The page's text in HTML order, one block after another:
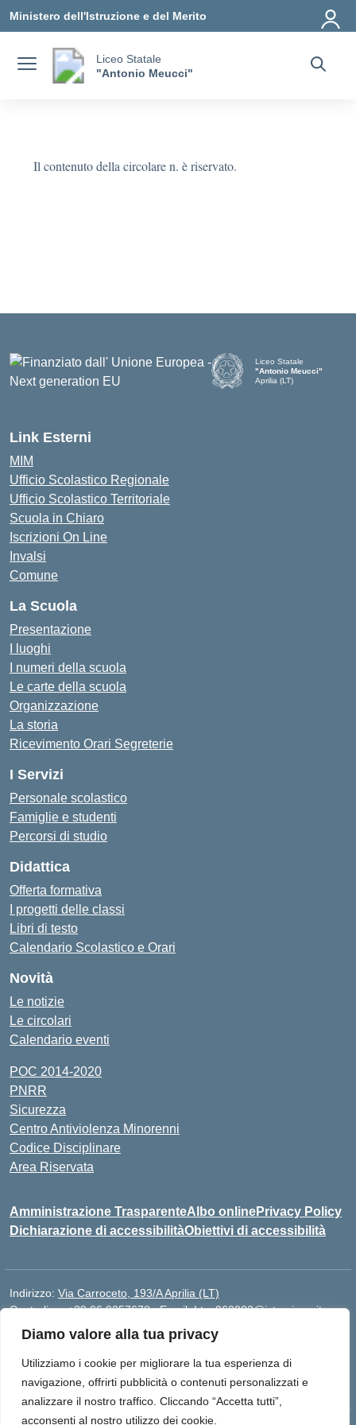
Diamo valore alla tua privacy
Utilizziamo i cookie per migliorare la tua esperienza di
navigazione, offrirti pubblicità o contenuti personalizzati e
analizzare il nostro traffico. Cliccando “Accetta tutti”,
acconsenti al nostro utilizzo dei cookie.
Ministero dell'Istruzione e del Merito
Liceo Statale
"Antonio Meucci"
Il contenuto della circolare n. è riservato.
Liceo Statale
"Antonio Meucci"
Aprilia (LT)
Link Esterni
MIM
Ufficio Scolastico Regionale
Ufficio Scolastico Territoriale
Scuola in Chiaro
Iscrizioni On Line
Invalsi
Comune
La Scuola
Presentazione
I luoghi
I numeri della scuola
Le carte della scuola
Organizzazione
La storia
Ricevimento Orari Segreterie
I Servizi
Personale scolastico
Famiglie e studenti
Percorsi di studio
Didattica
Offerta formativa
I progetti delle classi
Libri di testo
Calendario Scolastico e Orari
Novità
Le notizie
Le circolari
Calendario eventi
POC 2014-2020
PNRR
Sicurezza
Centro Antiviolenza Minorenni
Codice Disciplinare
Area Riservata
Amministrazione TrasparenteAlbo onlinePrivacy Policy
Dichiarazione di accessibilitàObiettivi di accessibilità
Indirizzo: Via Carroceto, 193/A Aprilia (LT)
Centralino:+39 06 9257678 Email:Ltps060002@istruzione.it
Posta elettronica certificata (PEC):Ltps060002@pec.istruzione.it
Codice meccanografico:
LTPS060002